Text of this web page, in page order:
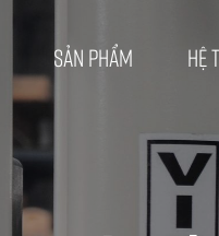
Sản phẩm Hệ